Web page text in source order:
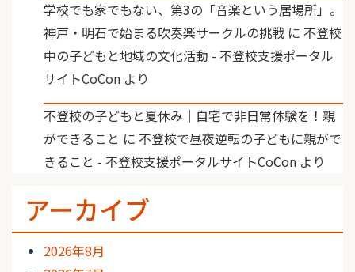
学校でも家でもない、第3の「音楽という居場所」。
神戸・明石で始まる吹奏楽サークルの挑戦 に 不登校
中の子どもと地域の文化活動 - 不登校支援ポータル
サイトCoCon より
不登校の子どもと夏休み｜自宅で非日常体験を！親
ができること に 不登校で昼夜逆転の子どもに親がで
きること - 不登校支援ポータルサイトCoCon より
アーカイブ
2026年8月